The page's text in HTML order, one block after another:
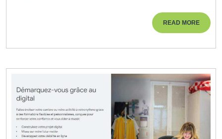
READ MOREREAD
MORE